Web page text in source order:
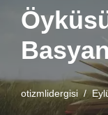
Basyan
otizmlidergisi